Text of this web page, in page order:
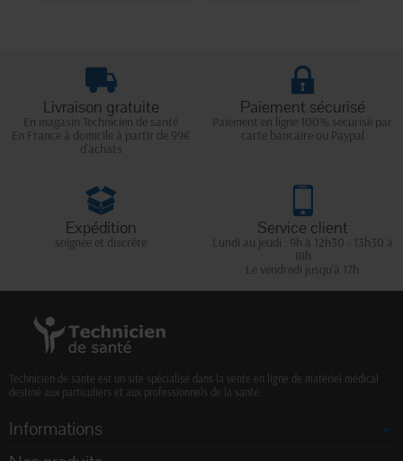
Livraison gratuite
En magasin Technicien de santé
En France à domicile à partir de 99€
d'achats
Paiement sécurisé
Paiement en ligne 100% sécurisé par
carte bancaire ou Paypal
Expédition
soignée et discrète
Service client
Lundi au jeudi : 9h à 12h30 - 13h30 à
18h
Le vendredi jusqu'à 17h
Technicien de santé est un site spécialisé dans la vente en ligne de matériel médical
destiné aux particuliers et aux professionnels de la santé.
Informations